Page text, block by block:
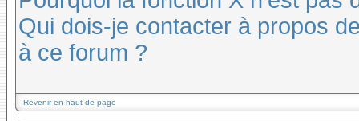
Qui dois-je contacter à propos
à ce forum ?
Revenir en haut de page